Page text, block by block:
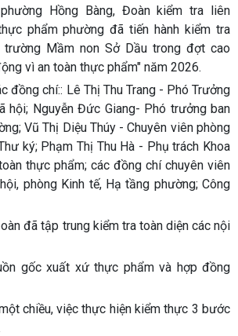
Hồng Bàng, Đoàn kiểm tra liên
phẩm phường đã tiến hành kiểm tra
Mầm non Sở Dầu trong đợt cao
vì an toàn thực phẩm" năm 2026.
đồng chí:: Lê Thị Thu Trang - Phó Trưởng
hội; Nguyễn Đức Giang- Phó trưởng ban
Vũ Thị Diệu Thúy - Chuyên viên phòng
ký; Phạm Thị Thu Hà - Phụ trách Khoa
thực phẩm; các đồng chí chuyên viên
phòng Kinh tế, Hạ tầng phường; Công
đã tập trung kiểm tra toàn diện các nội
gốc xuất xứ thực phẩm và hợp đồng
chiều, việc thực hiện kiểm thực 3 bước